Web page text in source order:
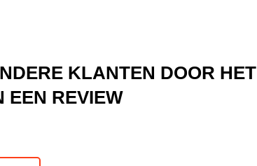
KLANTEN DOOR HET
EEN REVIEW